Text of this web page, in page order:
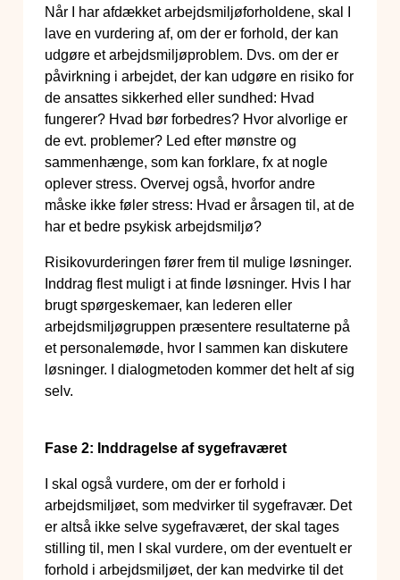
Når I har afdækket arbejdsmiljøforholdene, skal I
lave en vurdering af, om der er forhold, der kan
udgøre et arbejdsmiljøproblem. Dvs. om der er
påvirkning i arbejdet, der kan udgøre en risiko for
de ansattes sikkerhed eller sundhed: Hvad
fungerer? Hvad bør forbedres? Hvor alvorlige er
de evt. problemer? Led efter mønstre og
sammenhænge, som kan forklare, fx at nogle
oplever stress. Overvej også, hvorfor andre
måske ikke føler stress: Hvad er årsagen til, at de
har et bedre psykisk arbejdsmiljø?
Risikovurderingen fører frem til mulige løsninger.
Inddrag flest muligt i at finde løsninger. Hvis I har
brugt spørgeskemaer, kan lederen eller
arbejdsmiljøgruppen præsentere resultaterne på
et personalemøde, hvor I sammen kan diskutere
løsninger. I dialogmetoden kommer det helt af sig
selv.
Fase 2: Inddragelse af sygefraværet
I skal også vurdere, om der er forhold i
arbejdsmiljøet, som medvirker til sygefravær. Det
er altså ikke selve sygefraværet, der skal tages
stilling til, men I skal vurdere, om der eventuelt er
forhold i arbejdsmiljøet, der kan medvirke til det